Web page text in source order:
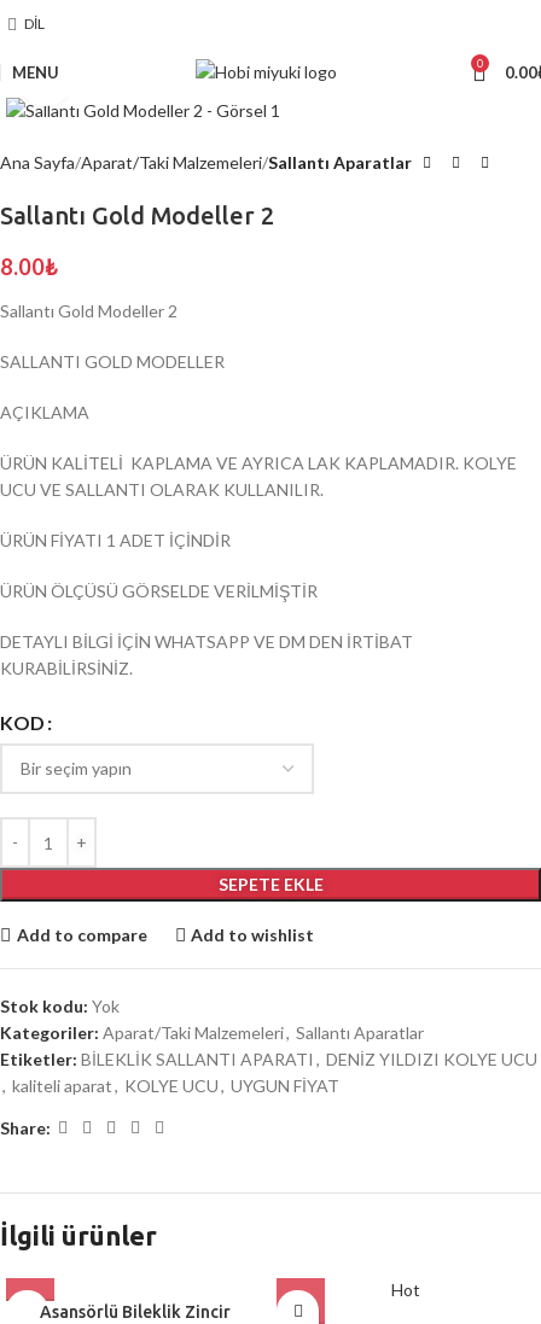
DIL
MENU 0 0.00
Ana Sayfa Aparat/Taki Malzemeleri Sallantı Aparatlar
Sallantı Gold Modeller 2
8.00₺
Sallantı Gold Modeller 2
SALLANTI GOLD MODELLER
AÇIKLAMA
ÜRÜN KALİTELİ KAPLAMA VE AYRICA LAK KAPLAMADIR. KOLYE
UCU VE SALLANTI OLARAK KULLANILIR.
ÜRÜN FİYATI 1 ADET İÇİNDİR
ÜRÜN ÖLÇÜSÜ GÖRSELDE VERİLMİŞTİR
DETAYLI BİLGİ İÇİN WHATSAPP VE DM DEN İRTİBAT
KURABİLİRSİNİZ.
KOD
SEPETE EKLE
Add to compare Add to wishlist
Stok kodu: Yok
Kategoriler: Aparat/Taki Malzemeleri, Sallantı Aparatlar
Etiketler: BİLEKLİK SALLANTI APARATI , DENİZ YILDIZI KOLYE UCU
, kaliteli aparat, KOLYE UCU, UYGUN FİYAT
Share:
İlgili ürünler
Asansörlü Bileklik Zincir
Hot